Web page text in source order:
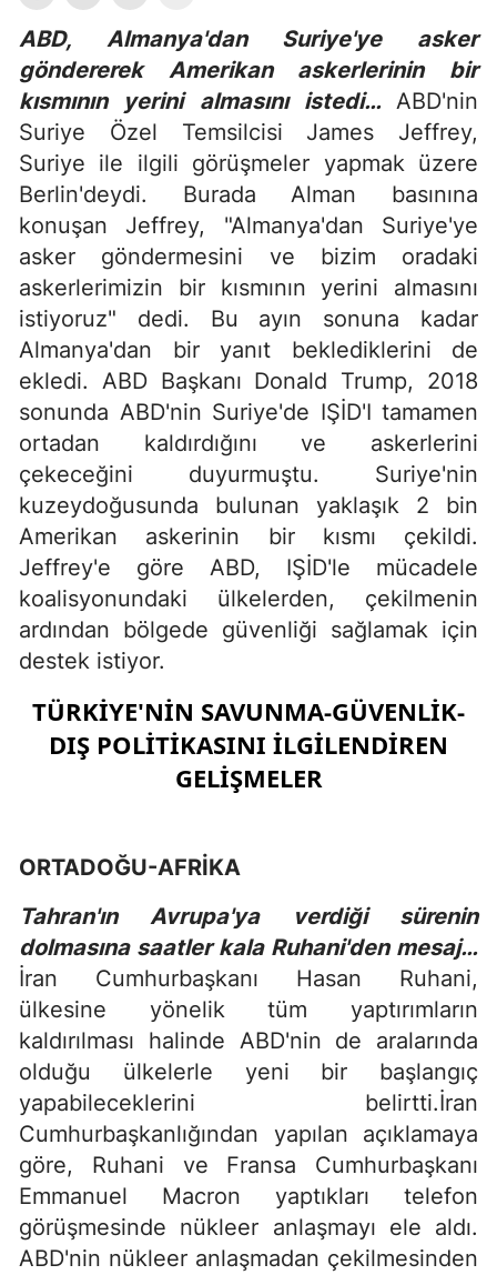
ABD, Almanya'dan Suriye'ye asker
göndererek Amerikan askerlerinin bir
kısmının yerini almasını istedi… ABD'nin
Suriye Özel Temsilcisi James Jeffrey,
Suriye ile ilgili görüşmeler yapmak üzere
Berlin'deydi. Burada Alman basınına
konuşan Jeffrey, "Almanya'dan Suriye'ye
asker göndermesini ve bizim oradaki
askerlerimizin bir kısmının yerini almasını
istiyoruz" dedi. Bu ayın sonuna kadar
Almanya'dan bir yanıt beklediklerini de
ekledi. ABD Başkanı Donald Trump, 2018
sonunda ABD'nin Suriye'de IŞİD'I tamamen
ortadan kaldırdığını ve askerlerini
çekeceğini duyurmuştu. Suriye'nin
kuzeydoğusunda bulunan yaklaşık 2 bin
Amerikan askerinin bir kısmı çekildi.
Jeffrey'e göre ABD, IŞİD'le mücadele
koalisyonundaki ülkelerden, çekilmenin
ardından bölgede güvenliği sağlamak için
destek istiyor.
TÜRKİYE'NİN SAVUNMA-GÜVENLİK-
DIŞ POLİTİKASINI İLGİLENDİREN
GELİŞMELER
ORTADOĞU-AFRİKA
Tahran'ın Avrupa'ya verdiği sürenin
dolmasına saatler kala Ruhani'den mesaj…
İran Cumhurbaşkanı Hasan Ruhani,
ülkesine yönelik tüm yaptırımların
kaldırılması halinde ABD'nin de aralarında
olduğu ülkelerle yeni bir başlangıç
yapabileceklerini belirtti.İran
Cumhurbaşkanlığından yapılan açıklamaya
göre, Ruhani ve Fransa Cumhurbaşkanı
Emmanuel Macron yaptıkları telefon
görüşmesinde nükleer anlaşmayı ele aldı.
ABD'nin nükleer anlaşmadan çekilmesinden